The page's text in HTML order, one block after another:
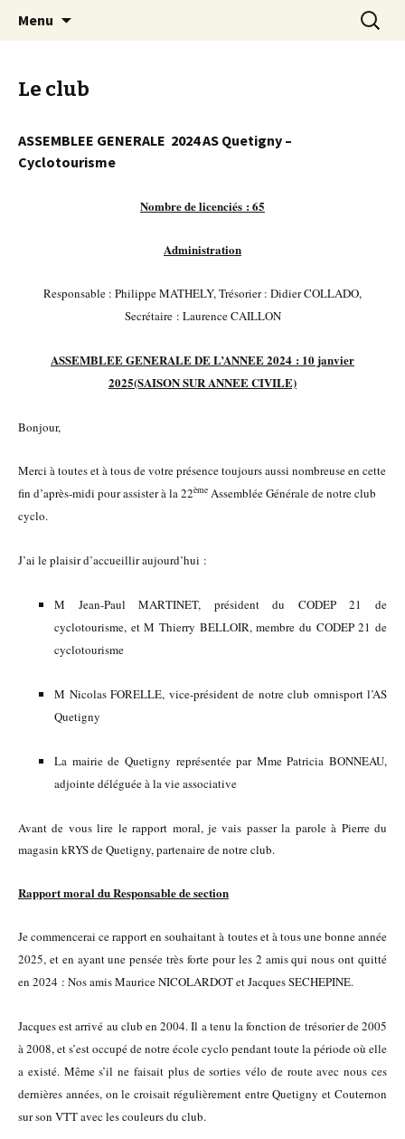
Quetigny Cyclotourisme
EN VELO, TOUT EST PLUS BEAU !
Menu
Le club
ASSEMBLEE GENERALE 2024 AS Quetigny –
Cyclotourisme
Nombre de licenciés : 65
Administration
Responsable : Philippe MATHELY,Trésorier : Didier COLLADO,
Secrétaire : Laurence CAILLON
ASSEMBLEE GENERALE DE L’ANNEE 2024 : 10 janvier
2025(SAISON SUR ANNEE CIVILE)
Bonjour,
Merci à toutes et à tous de votre présence toujours aussi nombreuse en cette
fin d’après-midi pour assister à la 22ème Assemblée Générale de notre club
cyclo.
J’ai le plaisir d’accueillir aujourd’hui :
M Jean-Paul MARTINET, président du CODEP 21 de
cyclotourisme, et M Thierry BELLOIR, membre du CODEP 21 de
cyclotourisme
M Nicolas FORELLE, vice-président de notre club omnisport l’AS
Quetigny
La mairie de Quetigny représentée par Mme Patricia BONNEAU,
adjointe déléguée à la vie associative
Avant de vous lire le rapport moral, je vais passer la parole à Pierre du
magasin kRYS de Quetigny, partenaire de notre club.
Rapport moral du Responsable de section
Je commencerai ce rapport en souhaitant à toutes et à tous une bonne année
2025, et en ayant une pensée très forte pour les 2 amis qui nous ont quitté
en 2024 : Nos amis Maurice NICOLARDOT et Jacques SECHEPINE.
Jacques est arrivé au club en 2004. Il a tenu la fonction de trésorier de 2005
à 2008, et s’est occupé de notre école cyclo pendant toute la période où elle
a existé. Même s’il ne faisait plus de sorties vélo de route avec nous ces
dernières années, on le croisait régulièrement entre Quetigny et Couternon
sur son VTT avec les couleurs du club.